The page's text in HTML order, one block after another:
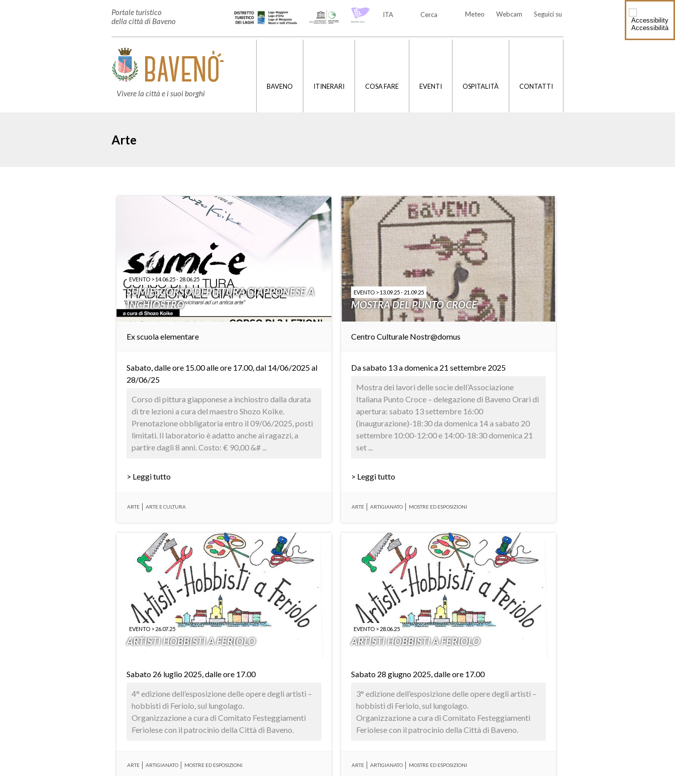
Accessibilità
Portale turistico
della città di Baveno
Seguici su
Webcam
Meteo
Cerca
ITA
Vivere la città e i suoi borghi
BAVENO ITINERARI COSA FARE EVENTI OSPITALITÀ CONTATTI
Arte
EVENTO > 14.06.25 - 28.06.25
SUMIE: CORSO DI PITTURA GIAPPONESE A
INCHIOSTRO
Ex scuola elementare
Sabato, dalle ore 15.00 alle ore 17.00, dal 14/06/2025 al
28/06/25
Corso di pittura giapponese a inchiostro dalla durata
di tre lezioni a cura del maestro Shozo Koike.
Prenotazione obbligatoria entro il 09/06/2025, posti
limitati. Il laboratorio è adatto anche ai ragazzi, a
partire dagli 8 anni. Costo: € 90,00 &# ...
> Leggi tutto
ARTE ARTE E CULTURA
EVENTO > 13.09.25 - 21.09.25
MOSTRA DEL PUNTO CROCE
Centro Culturale Nostr@domus
Da sabato 13 a domenica 21 settembre 2025
Mostra dei lavori delle socie dell’Associazione
Italiana Punto Croce – delegazione di Baveno Orari di
apertura: sabato 13 settembre 16:00
(inaugurazione)-18:30 da domenica 14 a sabato 20
settembre 10:00-12:00 e 14:00-18:30 domenica 21
set ...
> Leggi tutto
ARTE ARTIGIANATO MOSTRE ED ESPOSIZIONI
EVENTO > 26.07.25
ARTISTI HOBBISTI A FERIOLO
Sabato 26 luglio 2025, dalle ore 17.00
4° edizione dell’esposizione delle opere degli artisti –
hobbisti di Feriolo, sul lungolago.
Organizzazione a cura di Comitato Festeggiamenti
Feriolese con il patrocinio della Città di Baveno.
ARTE ARTIGIANATO MOSTRE ED ESPOSIZIONI
EVENTO > 28.06.25
ARTISTI HOBBISTI A FERIOLO
Sabato 28 giugno 2025, dalle ore 17.00
3° edizione dell’esposizione delle opere degli artisti –
hobbisti di Feriolo, sul lungolago.
Organizzazione a cura di Comitato Festeggiamenti
Feriolese con il patrocinio della Città di Baveno.
ARTE ARTIGIANATO MOSTRE ED ESPOSIZIONI